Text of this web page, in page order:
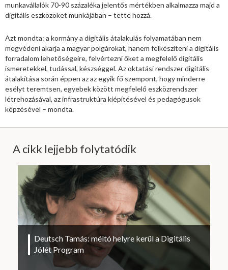
munkavállalók 70-90 százaléka jelentős mértékben alkalmazza majd a
digitális eszközöket munkájában – tette hozzá.
Azt mondta: a kormány a digitális átalakulás folyamatában nem
megvédeni akarja a magyar polgárokat, hanem felkészíteni a digitális
forradalom lehetőségeire, felvértezni őket a megfelelő digitális
ismeretekkel, tudással, készséggel. Az oktatási rendszer digitális
átalakítása során éppen az az egyik fő szempont, hogy minderre
esélyt teremtsen, egyebek között megfelelő eszközrendszer
létrehozásával, az infrastruktúra kiépítésével és pedagógusok
képzésével – mondta.
A cikk lejjebb folytatódik
Deutsch Tamás: méltó helyre kerül a Digitális
Jólét Program